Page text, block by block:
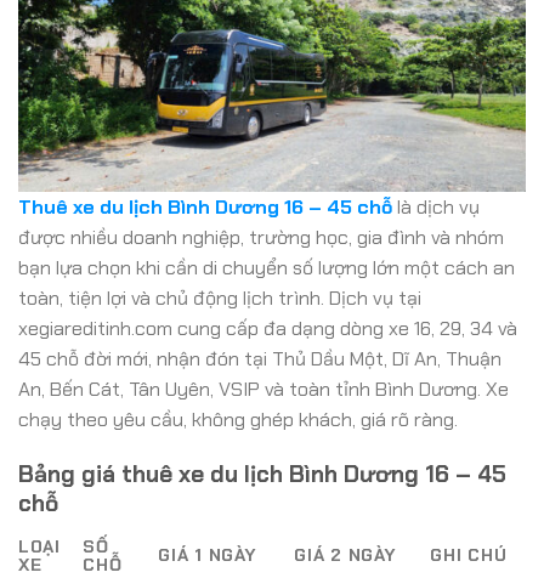
Thuê xe du lịch Bình Dương 16 – 45 chỗlà dịch vụ
được nhiều doanh nghiệp, trường học, gia đình và nhóm
bạn lựa chọn khi cần di chuyển số lượng lớn một cách an
toàn, tiện lợi và chủ động lịch trình. Dịch vụ tại
xegiareditinh.com cung cấp đa dạng dòng xe 16, 29, 34 và
45 chỗ đời mới, nhận đón tại Thủ Dầu Một, Dĩ An, Thuận
An, Bến Cát, Tân Uyên, VSIP và toàn tỉnh Bình Dương. Xe
chạy theo yêu cầu, không ghép khách, giá rõ ràng.
Bảng giá thuê xe du lịch Bình Dương 16 – 45
chỗ
LOẠI
XE
SỐ
CHỖ
GIÁ 1 NGÀY GIÁ 2 NGÀY GHI CHÚ